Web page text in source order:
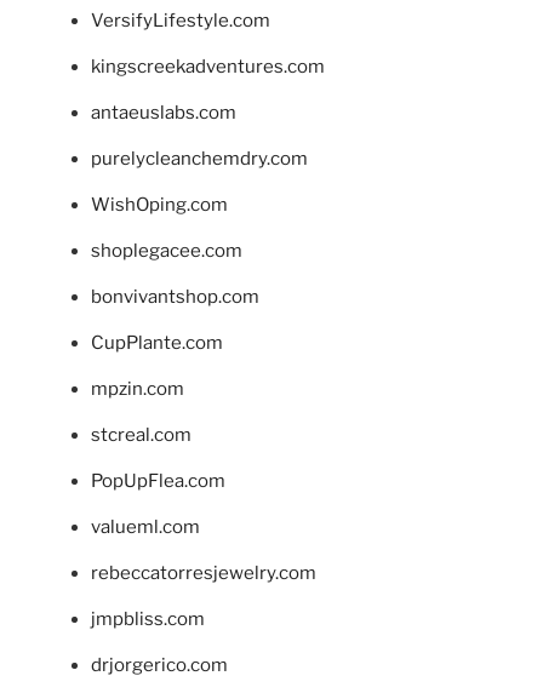
VersifyLifestyle.com
kingscreekadventures.com
antaeuslabs.com
purelycleanchemdry.com
WishOping.com
shoplegacee.com
bonvivantshop.com
CupPlante.com
mpzin.com
stcreal.com
PopUpFlea.com
valueml.com
rebeccatorresjewelry.com
jmpbliss.com
drjorgerico.com